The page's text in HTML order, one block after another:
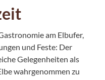
am Elbufer,
und Feste: Der
Gelegenheiten als
wahrgenommen zu